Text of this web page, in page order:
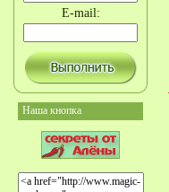
E-mail:
Наша кнопка